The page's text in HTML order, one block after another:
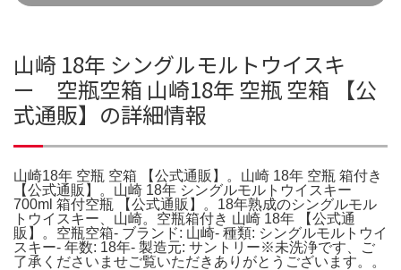
山崎 18年 シングルモルトウイスキ
ー 空瓶空箱 山崎18年 空瓶 空箱 【公
式通販】の詳細情報
山崎18年 空瓶 空箱 【公式通販】。山崎 18年 空瓶 箱付き
【公式通販】。山崎 18年 シングルモルトウイスキー
700ml 箱付空瓶 【公式通販】。18年熟成のシングルモル
トウイスキー、山崎。空瓶箱付き 山崎 18年 【公式通
販】。空瓶空箱- ブランド: 山崎- 種類: シングルモルトウイ
スキー- 年数: 18年- 製造元: サントリー※未洗浄です、ご
了承くださいませご覧いただきありがとうございます。。